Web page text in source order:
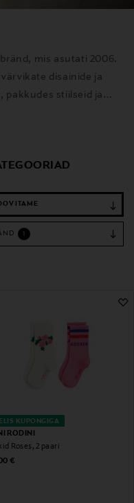
mis asutati 2006.
disainide ja
stiilseid ja
KUPONGIGA
RODINI
Roses, 2 paari
Price
€